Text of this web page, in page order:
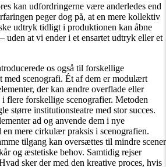
kan udfordringerne være anderledes end
peger dog på, at en mere kollektiv
udtryk tidligt i produktionen kan åbne
uden at vi ender i et ensartet udtryk eller et
os også til forskellige
med scenografi. Ét af dem er modulært
der kan ændre overflade eller
flere forskellige scenografier. Metoden
større institutionsteatre med stor succes.
ad og anvende dem i nye
en mere cirkulær praksis i scenografien.
tilgang kan oversættes til mindre scener
og æstetiske behov. Samtidig rejser
sker der med den kreative proces, hvis